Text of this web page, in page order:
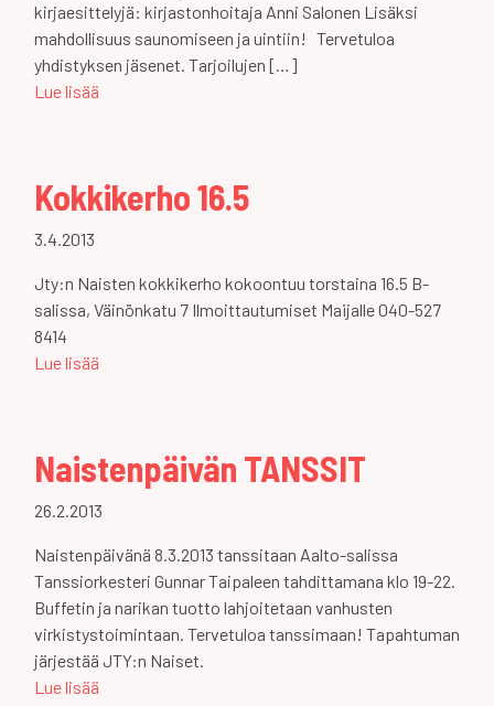
kirjaesittelyjä: kirjastonhoitaja Anni Salonen Lisäksi
mahdollisuus saunomiseen ja uintiin! Tervetuloa
yhdistyksen jäsenet. Tarjoilujen […]
Lue lisää
Kokkikerho 16.5
3.4.2013
Jty:n Naisten kokkikerho kokoontuu torstaina 16.5 B-
salissa, Väinönkatu 7 Ilmoittautumiset Maijalle 040-527
8414
Lue lisää
Naistenpäivän TANSSIT
26.2.2013
Naistenpäivänä 8.3.2013 tanssitaan Aalto-salissa
Tanssiorkesteri Gunnar Taipaleen tahdittamana klo 19-22.
Buffetin ja narikan tuotto lahjoitetaan vanhusten
virkistystoimintaan. Tervetuloa tanssimaan! Tapahtuman
järjestää JTY:n Naiset.
Lue lisää